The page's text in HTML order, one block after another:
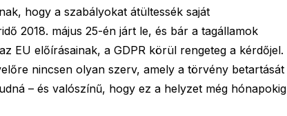
hogy a szabályokat átültessék saját
2018. május 25-én járt le, és bár a tagállamok
EU előírásainak, a GDPR körül rengeteg a kérdőjel.
nincsen olyan szerv, amely a törvény betartását
– és valószínű, hogy ez a helyzet még hónapokig